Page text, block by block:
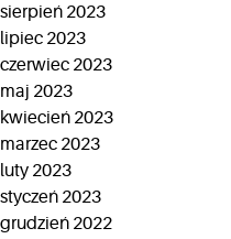
sierpień 2023
lipiec 2023
czerwiec 2023
maj 2023
kwiecień 2023
marzec 2023
luty 2023
styczeń 2023
grudzień 2022